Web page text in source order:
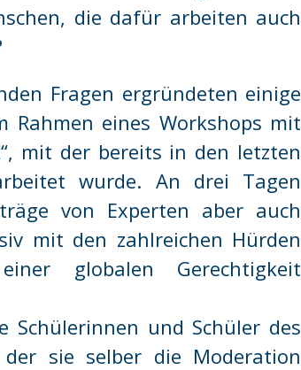
die dafür arbeiten auch
Fragen ergründeten einige
Rahmen eines Workshops mit
mit der bereits in den letzten
wurde. An drei Tagen
von Experten aber auch
mit den zahlreichen Hürden
globalen Gerechtigkeit
Schülerinnen und Schüler des
sie selber die Moderation